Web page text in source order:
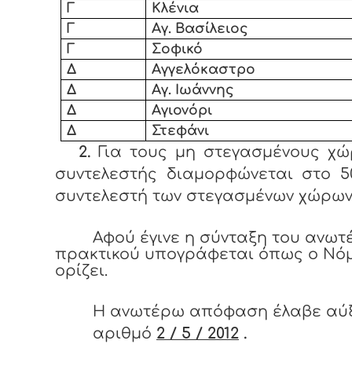
Γ
Κλένια
Γ
Αγ. Βασίλειος
Γ
Σοφικό
Δ
Αγγελόκαστρο
Δ
Αγ. Ιωάννης
Δ
Αγιονόρι
Δ
Στεφάνι
2. Για τους μη στεγασμένους
συντελεστής διαμορφώνεται στο
συντελεστή των στεγασμένων
Αφού έγινε η σύνταξη του
πρακτικού υπογράφεται όπως ο
ορίζει.
Η ανωτέρω απόφαση έλαβε
αριθμό 2 / 5 / 2012 .